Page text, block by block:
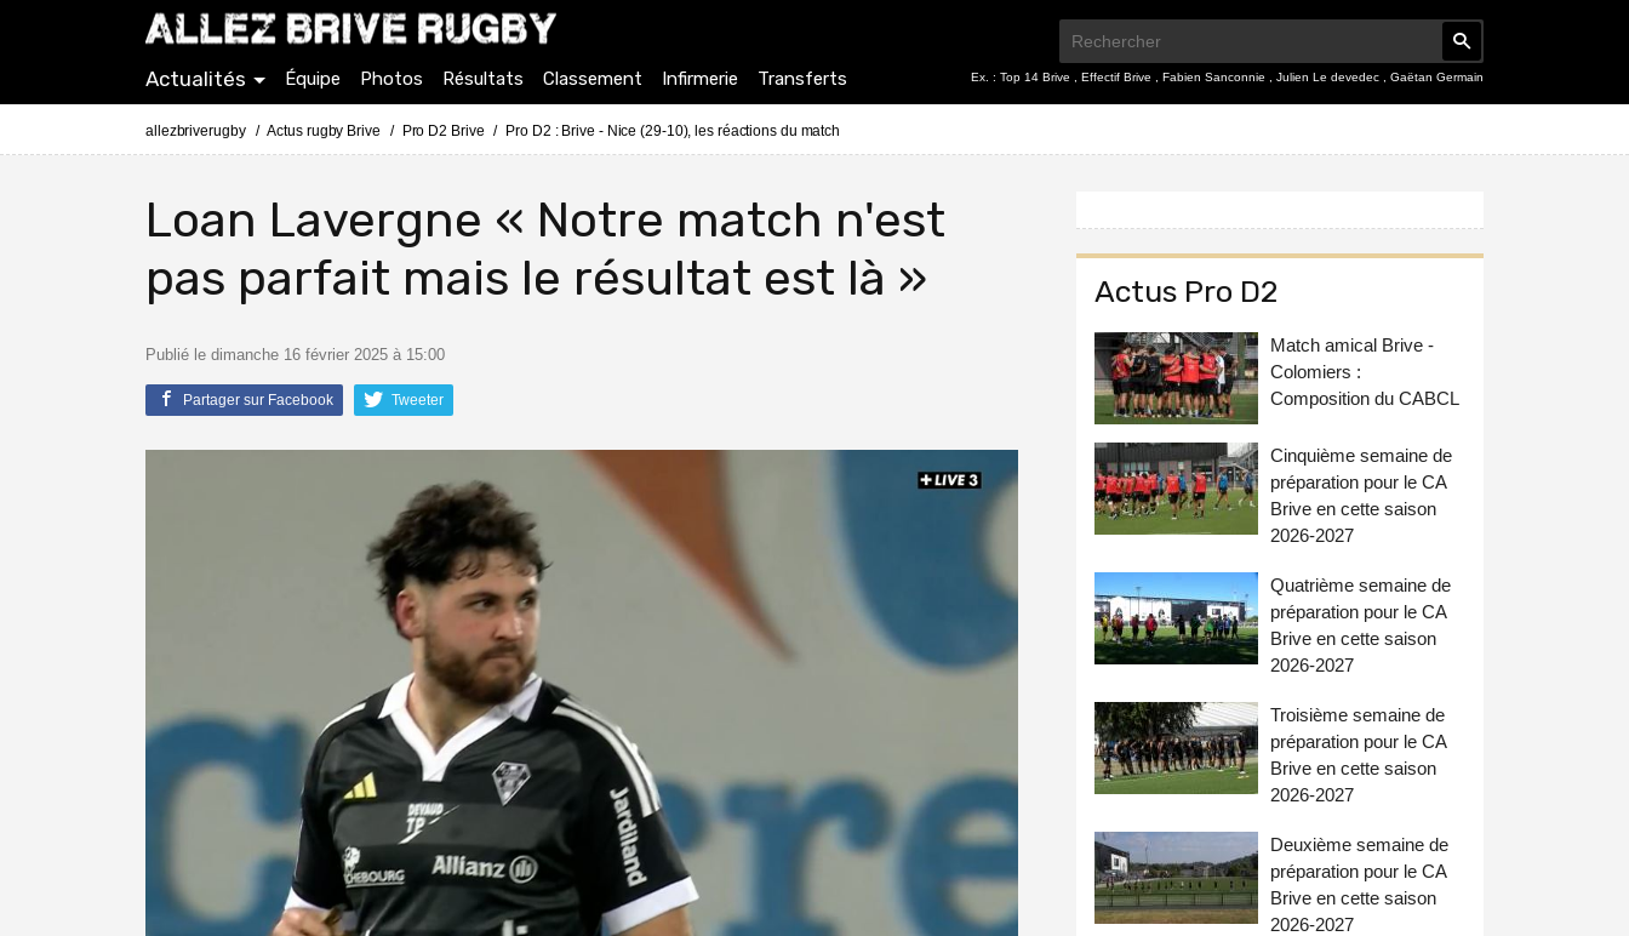
Ex. : Top 14 Brive Effectif Brive Fabien Sanconnie Julien Le devedec Gaëtan Germain
Actualités Équipe Photos Résultats Classement Infirmerie Transferts
allezbriverugby Actus rugby Brive Pro D2 Brive Pro D2 : Brive - Nice (29-10), les réactions du match
Loan Lavergne « Notre match n'est
pas parfait mais le résultat est là »
Publié le dimanche 16 février 2025 à 15:00
Partager sur Facebook Tweeter
Actus Pro D2
Match amical Brive -
Colomiers :
Composition du CABCL
Cinquième semaine de
préparation pour le CA
Brive en cette saison
2026-2027
Quatrième semaine de
préparation pour le CA
Brive en cette saison
2026-2027
Troisième semaine de
préparation pour le CA
Brive en cette saison
2026-2027
Deuxième semaine de
préparation pour le CA
Brive en cette saison
2026-2027